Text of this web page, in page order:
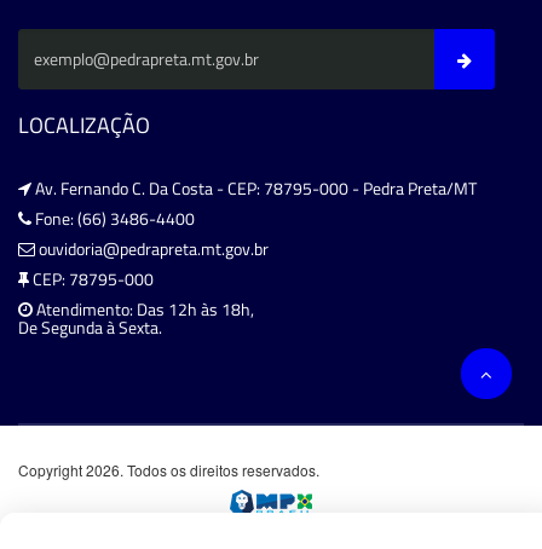
LOCALIZAÇÃO
Av. Fernando C. Da Costa - CEP: 78795-000 - Pedra Preta/MT
Fone: (66) 3486-4400
ouvidoria@pedrapreta.mt.gov.br
CEP: 78795-000
Atendimento: Das 12h às 18h,
De Segunda à Sexta.
Copyright 2026. Todos os direitos reservados.